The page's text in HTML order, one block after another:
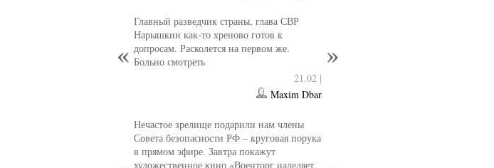
Главный разведчик страны, глава СВР
Нарышкин как-то хреново готов к
допросам. Расколется на первом же.
Больно смотреть
21.02 |
Maxim Dbar
Нечастое зрелище подарили нам члены
Совета безопасности РФ – круговая порука
в прямом эфире. Завтра покажут
художественное кино «Военторг наделяет